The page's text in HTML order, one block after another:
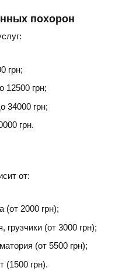
похорон
грн;
12500 грн;
34000 грн;
грн.
от:
(от 2000 грн);
грузчики (от 3000 грн);
(от 5500 грн);
(1500 грн).